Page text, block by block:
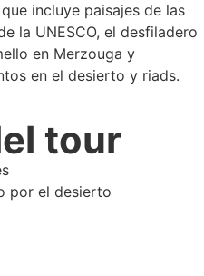
incluye paisajes de las
la UNESCO, el desfiladero
en Merzouga y
en el desierto y riads.
tour
por el desierto